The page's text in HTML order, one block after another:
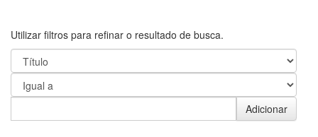
Utilizar filtros para refinar o resultado de busca.